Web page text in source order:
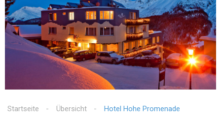
Startseite Übersicht Hotel Hohe Promenade